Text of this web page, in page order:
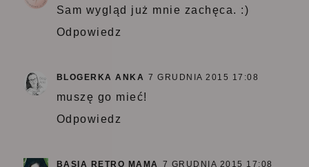
Sam wygląd już mnie zachęca. :)
Odpowiedz
BLOGERKA ANKA 7 GRUDNIA 2015 17:08
muszę go mieć!
Odpowiedz
BASIA RETRO MAMA 7 GRUDNIA 2015 17:08